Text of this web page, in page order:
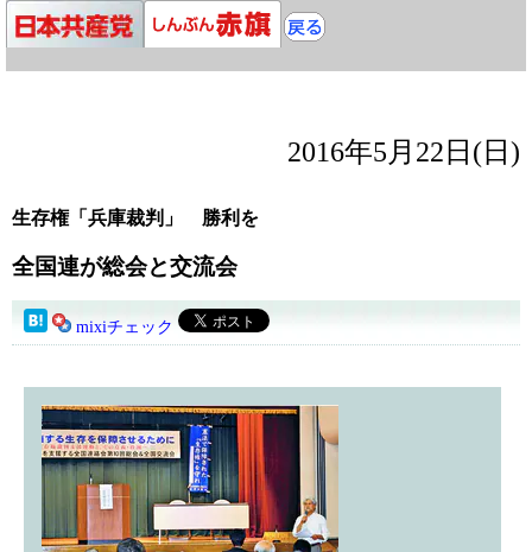
2016年5月22日(日)
生存権「兵庫裁判」 勝利を
全国連が総会と交流会
mixiチェック